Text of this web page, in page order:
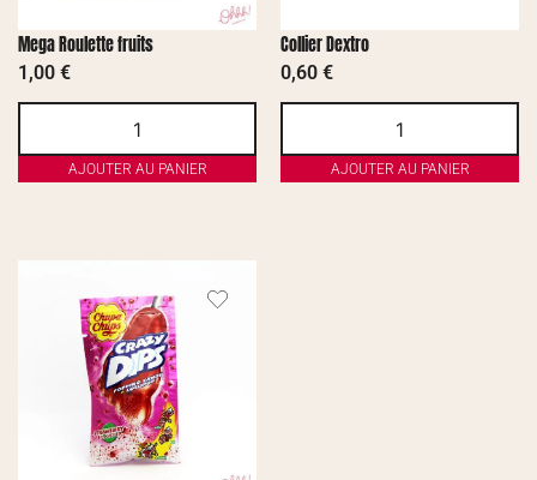
Mega Roulette fruits
1,00 €
AJOUTER AU PANIER
Collier Dextro
0,60 €
AJOUTER AU PANIER